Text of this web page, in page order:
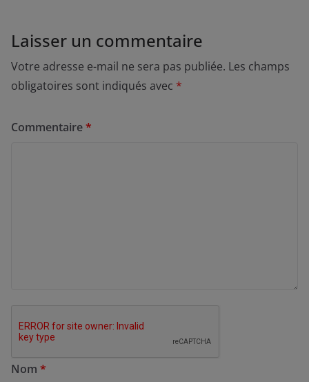
Laisser un commentaire
Votre adresse e-mail ne sera pas publiée. Les champs
obligatoires sont indiqués avec *
Commentaire*
Nom *